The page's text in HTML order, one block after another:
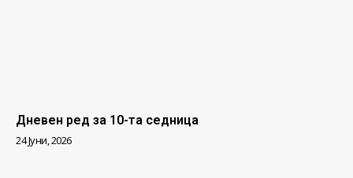
Дневен ред за 10-та седница
24 Јуни, 2026